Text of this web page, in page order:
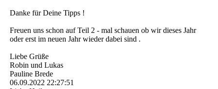
Danke für Deine Tipps !
Freuen uns schon auf Teil 2 - mal schauen ob wir dieses Jahr
oder erst im neuen Jahr wieder dabei sind .
Liebe Grüße
Robin und Lukas
Pauline Brede
06.09.2022 22:27:51